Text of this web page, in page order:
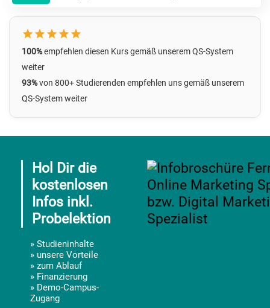
100%empfehlen diesen Kurs gemäß unserem QS-System
weiter
93%von 800+ Studierenden empfehlen unsgemäß unserem
QS-Systemweiter
Hol Dir die
kostenlosen
Infos inkl.
Probelektion
» Studieninhalte
» unsere Vorteile
» zum Ablauf
» Finanzierung
» Demo-Campus-
Zugang